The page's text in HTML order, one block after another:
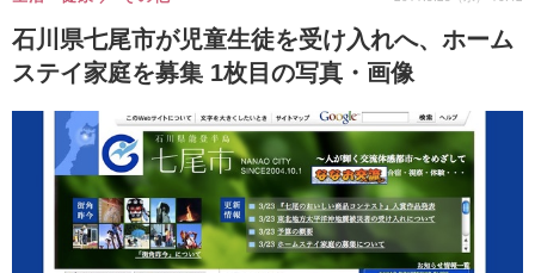
石川県七尾市が児童生徒を受け入れへ、ホーム
ステイ家庭を募集 1枚目の写真・画像